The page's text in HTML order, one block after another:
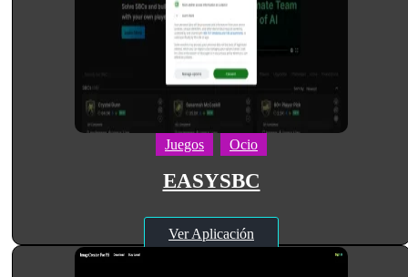
Juegos Ocio
EASYSBC
Ver Aplicación